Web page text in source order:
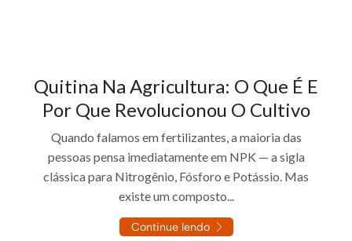
Quitina Na Agricultura: O Que É E
Por Que Revolucionou O Cultivo
Quando falamos em fertilizantes, a maioria das
pessoas pensa imediatamente em NPK — a sigla
clássica para Nitrogênio, Fósforo e Potássio. Mas
existe um composto...
Continue lendo